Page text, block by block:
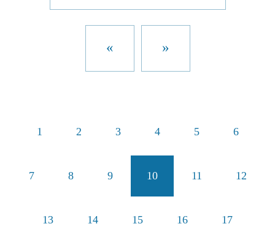
« »
1 2 3 4 5 6
7 8 9 10 11 12
13 14 15 16 17